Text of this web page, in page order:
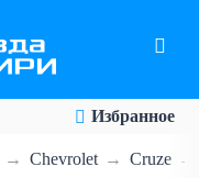
Избранное
Chevrolet Cruze